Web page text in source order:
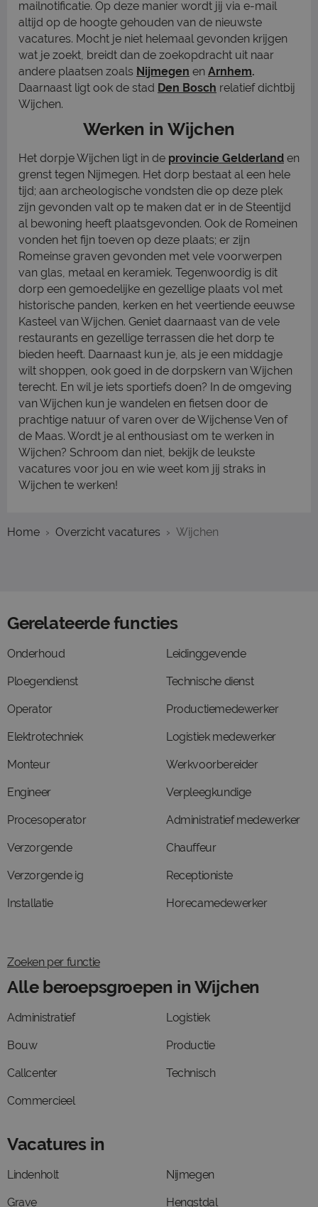
mailnotificatie. Op deze manier wordt jij via e-mail
altijd op de hoogte gehouden van de nieuwste
vacatures. Mocht je niet helemaal gevonden krijgen
wat je zoekt, breidt dan de zoekopdracht uit naar
andere plaatsen zoals Nijmegen en Arnhem.
Daarnaast ligt ook de stad Den Bosch relatief dichtbij
Wijchen.
Werken in Wijchen
Het dorpje Wijchen ligt in de provincie Gelderland en
grenst tegen Nijmegen. Het dorp bestaat al een hele
tijd; aan archeologische vondsten die op deze plek
zijn gevonden valt op te maken dat er in de Steentijd
al bewoning heeft plaatsgevonden. Ook de Romeinen
vonden het fijn toeven op deze plaats; er zijn
Romeinse graven gevonden met vele voorwerpen
van glas, metaal en keramiek. Tegenwoordig is dit
dorp een gemoedelijke en gezellige plaats vol met
historische panden, kerken en het veertiende eeuwse
Kasteel van Wijchen. Geniet daarnaast van de vele
restaurants en gezellige terrassen die het dorp te
bieden heeft. Daarnaast kun je, als je een middagje
wilt shoppen, ook goed in de dorpskern van Wijchen
terecht. En wil je iets sportiefs doen? In de omgeving
van Wijchen kun je wandelen en fietsen door de
prachtige natuur of varen over de Wijchense Ven of
de Maas. Wordt je al enthousiast om te werken in
Wijchen? Schroom dan niet, bekijk de leukste
vacatures voor jou en wie weet kom jij straks in
Wijchen te werken!
Home Overzicht vacatures Wijchen
Gerelateerde functies
Onderhoud
Ploegendienst
Operator
Elektrotechniek
Monteur
Engineer
Procesoperator
Verzorgende
Verzorgende ig
Installatie
Leidinggevende
Technische dienst
Productiemedewerker
Logistiek medewerker
Werkvoorbereider
Verpleegkundige
Administratief medewerker
Chauffeur
Receptioniste
Horecamedewerker
Zoeken per functie
Alle beroepsgroepen in Wijchen
Administratief
Bouw
Callcenter
Commercieel
Logistiek
Productie
Technisch
Vacatures in
Lindenholt
Grave
Nijmegen
Hengstdal